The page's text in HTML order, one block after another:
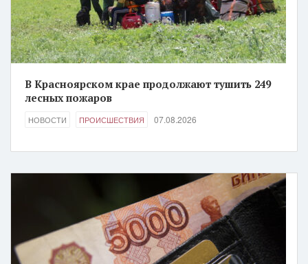
В Красноярском крае продолжают тушить 249
лесных пожаров
НОВОСТИ ПРОИСШЕСТВИЯ 07.08.2026